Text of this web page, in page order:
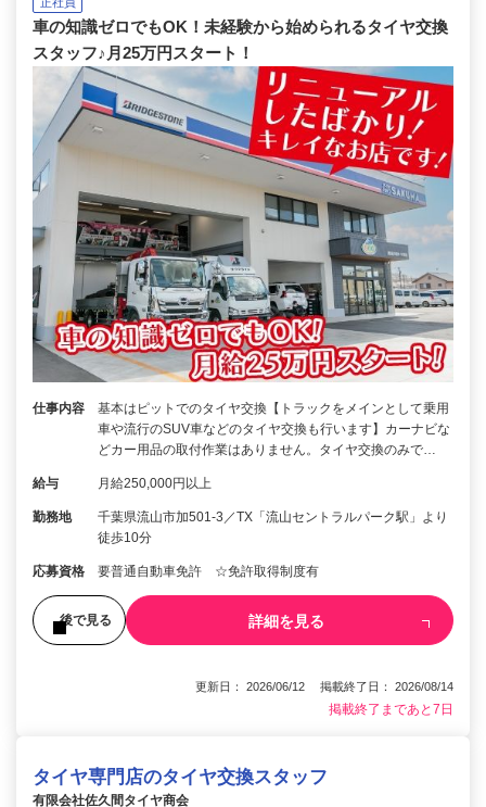
車の知識ゼロでもOK！未経験から始められるタイヤ交換
スタッフ♪月25万円スタート！
仕事内容
基本はピットでのタイヤ交換【トラックをメインとして乗用
車や流行のSUV車などのタイヤ交換も行います】カーナビな
どカー用品の取付作業はありません。タイヤ交換のみで…
給与 月給250,000円以上
勤務地
千葉県流山市加501-3／TX「流山セントラルパーク駅」より
徒歩10分
応募資格 要普通自動車免許 ☆免許取得制度有
後で見る 詳細を見る
更新日： 2026/06/12 掲載終了日： 2026/08/14
掲載終了まであと7日
タイヤ専門店のタイヤ交換スタッフ
有限会社佐久間タイヤ商会